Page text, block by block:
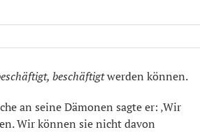
beschäftigtwerden können.
an seine Dämonen sagte er: ‚Wir
Wir können sie nicht davon